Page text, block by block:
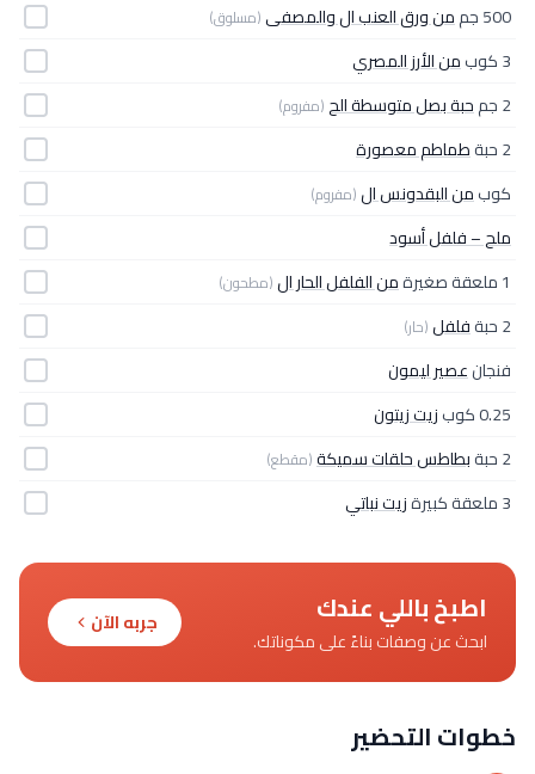
500 جم من ورق العنب ال والمصفى (مسلوق)
3 كوب
من الأرز المصري
2 جم
حبة بصل متوسطة الح(مفروم)
2 حبة
طماطم معصورة
كوبمن البقدونس ال(مفروم)
ملح – فلفل أسود
1 ملعقة صغيرة
من الفلفل الحار ال(مطحون)
2 حبة فلفل(حار)
فنجانعصير ليمون
0.25 كوب
زيت زيتون
2 حبة
بطاطس حلقات سميكة(مقطع)
3 ملعقة كبيرة زيت نباتي
اطبخ باللي عندك
ابحث عن وصفات بناءً على مكوناتك.
جربه الآن
خطوات التحضير